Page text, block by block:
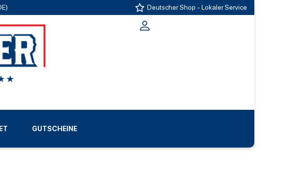
Deutscher Shop - Lokaler Service
GUTSCHEINE